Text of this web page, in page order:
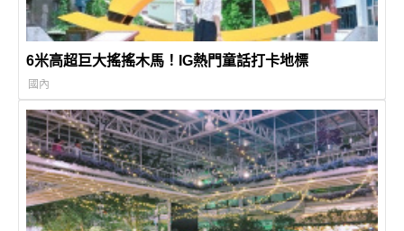
6米高超巨大搖搖木馬！IG熱門童話打卡地標
國內